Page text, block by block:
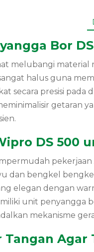
Bor
melubangi material
halus guna
secara presisi
getaran
DS 500
dan bengkel
elegan dengan
unit
mekanisme
Tangan